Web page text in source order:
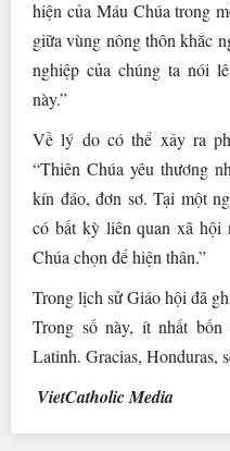
hiện của Máu Chúa trong
giữa vùng nông thôn khắc
nghiệp của chúng ta nói
này.”
Về lý do có thể xảy ra
“Thiên Chúa yêu thương
kín đáo, đơn sơ. Tại một
có bất kỳ liên quan xã hội
Chúa chọn để hiện thân.”
Trong lịch sử Giáo hội đã
Trong số này, ít nhất
Latinh. Gracias, Honduras,
VietCatholic Media